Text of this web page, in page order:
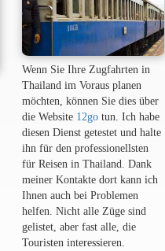
Wenn Sie Ihre Zugfahrten in
Thailand im Voraus planen
möchten, können Sie dies über
die Website 12go tun. Ich habe
diesen Dienst getestet und halte
ihn für den professionellsten
für Reisen in Thailand. Dank
meiner Kontakte dort kann ich
Ihnen auch bei Problemen
helfen. Nicht alle Züge sind
gelistet, aber fast alle, die
Touristen interessieren.